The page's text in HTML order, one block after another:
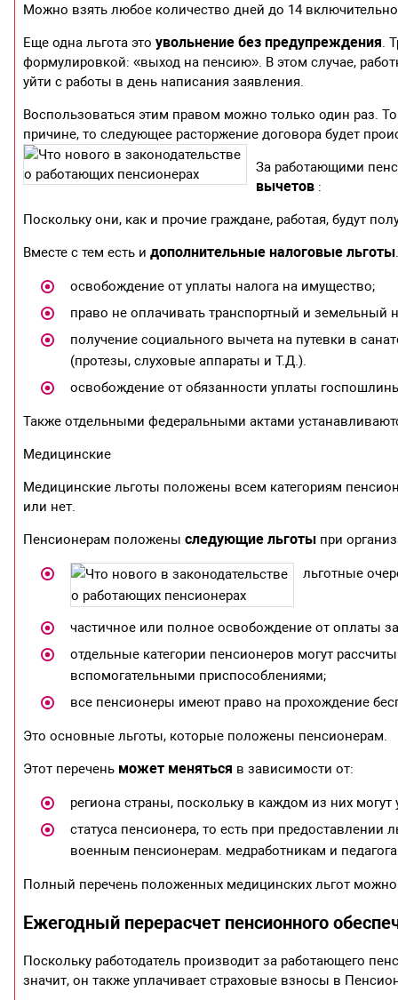
Можно взять любое количество дней до 14
Еще одна льгота этоувольнение без предупреждения.
формулировкой: «выход на пенсию». В этом случае,
уйти с работы в день написания заявления.
Воспользоваться этим правом можно только один раз.
причине, то следующее расторжение договора будет
За работающими
вычетов :
Поскольку они, как и прочие граждане, работая, будут
Вместе с тем есть идополнительные налоговые льготы
освобождение от уплаты налога на имущество;
право не оплачивать транспортный и земельный
получение социального вычета на путевки в
(протезы, слуховые аппараты и Т.Д.).
освобождение от обязанности уплаты
Также отдельными федеральными актами
Медицинские
Медицинские льготы положены всем категориям
или нет.
Пенсионерам положеныследующие льготы при
льготные
частичное или полное освобождение от оплаты
отдельные категории пенсионеров могут
вспомогательными приспособлениями;
все пенсионеры имеют право на прохождение
Это основные льготы, которые положены пенсионерам.
Этот перечень может меняться в зависимости от:
региона страны, поскольку в каждом из них
статуса пенсионера, то есть при предоставлении
военным пенсионерам. медработникам и
Полный перечень положенных медицинских льгот
Ежегодный перерасчет пенсионного
Поскольку работодатель производит за работающего
значит, он также уплачивает страховые взносы в